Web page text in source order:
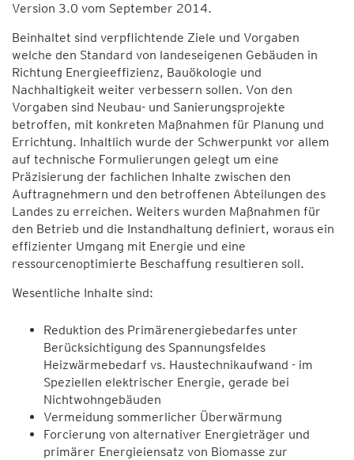
Version 3.0 vom September 2014.
Beinhaltet sind verpflichtende Ziele und Vorgaben
welche den Standard von landeseigenen Gebäuden in
Richtung Energieeffizienz, Bauökologie und
Nachhaltigkeit weiter verbessern sollen. Von den
Vorgaben sind Neubau- und Sanierungsprojekte
betroffen, mit konkreten Maßnahmen für Planung und
Errichtung. Inhaltlich wurde der Schwerpunkt vor allem
auf technische Formulierungen gelegt um eine
Präzisierung der fachlichen Inhalte zwischen den
Auftragnehmern und den betroffenen Abteilungen des
Landes zu erreichen. Weiters wurden Maßnahmen für
den Betrieb und die Instandhaltung definiert, woraus ein
effizienter Umgang mit Energie und eine
ressourcenoptimierte Beschaffung resultieren soll.
Wesentliche Inhalte sind:
Reduktion des Primärenergiebedarfes unter
Berücksichtigung des Spannungsfeldes
Heizwärmebedarf vs. Haustechnikaufwand - im
Speziellen elektrischer Energie, gerade bei
Nichtwohngebäuden
Vermeidung sommerlicher Überwärmung
Forcierung von alternativer Energieträger und
primärer Energieiensatz von Biomasse zur